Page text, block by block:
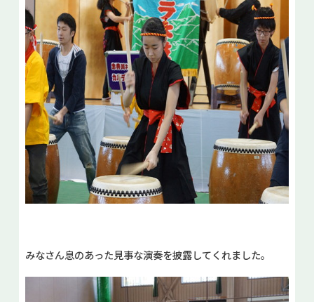
みなさん息のあった見事な演奏を披露してくれました。